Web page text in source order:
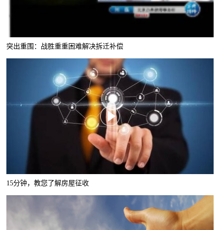
突出重围：战胜重重困难解决拆迁补偿
15分钟，教您了解房屋征收